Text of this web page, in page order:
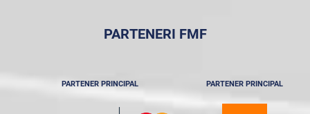
PARTENERI FMF
PARTENER PRINCIPAL PARTENER PRINCIPAL